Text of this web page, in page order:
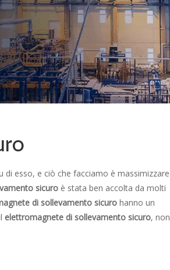
di esso, e ciò che facciamo è massimizzare
sicuro è stata ben accolta da molti
di sollevamento sicuro hanno un
elettromagnete di sollevamento sicuro, non